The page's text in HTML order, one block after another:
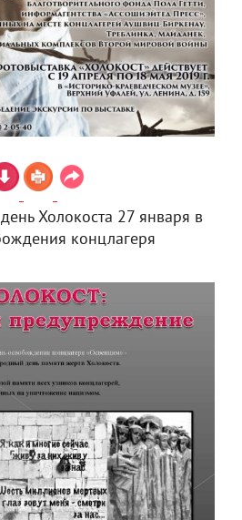
Холокоста 27 января в
концлагеря